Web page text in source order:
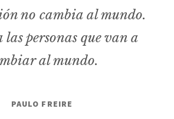
no cambia al mundo.
las personas que van a
al mundo.
PAULO FREIRE